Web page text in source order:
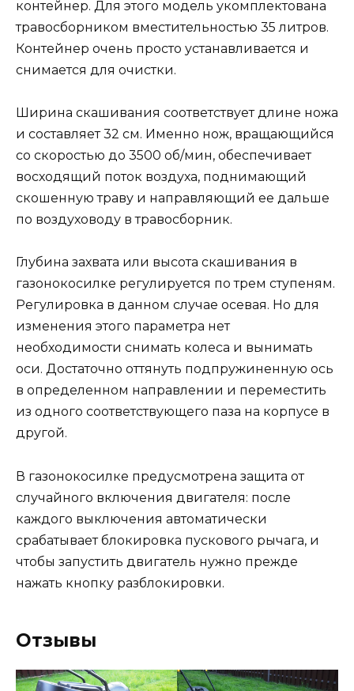
контейнер. Для этого модель укомплектована
травосборником вместительностью 35 литров.
Контейнер очень просто устанавливается и
снимается для очистки.
Ширина скашивания соответствует длине ножа
и составляет 32 см. Именно нож, вращающийся
со скоростью до 3500 об/мин, обеспечивает
восходящий поток воздуха, поднимающий
скошенную траву и направляющий ее дальше
по воздуховоду в травосборник.
Глубина захвата или высота скашивания в
газонокосилке регулируется по трем ступеням.
Регулировка в данном случае осевая. Но для
изменения этого параметра нет
необходимости снимать колеса и вынимать
оси. Достаточно оттянуть подпружиненную ось
в определенном направлении и переместить
из одного соответствующего паза на корпусе в
другой.
В газонокосилке предусмотрена защита от
случайного включения двигателя: после
каждого выключения автоматически
срабатывает блокировка пускового рычага, и
чтобы запустить двигатель нужно прежде
нажать кнопку разблокировки.
Отзывы